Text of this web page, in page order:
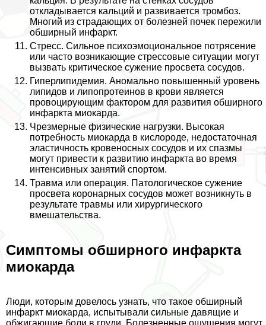
откладывается кальций и развивается тромбоз.
Многий из страдающих от болезней почек пережили
обширный инфаркт.
Стресс. Сильное психоэмоциональное потрясение
или часто возникающие стрессовые ситуации могут
вызвать критическое сужение просвета сосудов.
Гиперлипидемия. Аномально повышенный уровень
липидов и липопротеинов в крови является
провоцирующим фактором для развития обширного
инфаркта миокарда.
Чрезмерные физические нагрузки. Высокая
потребность миокарда в кислороде, недостаточная
эластичность кровеносных сосудов и их спазмы
могут привести к развитию инфаркта во время
интенсивных занятий спортом.
Травма или операция. Патологическое сужение
просвета коронарных сосудов может возникнуть в
результате травмы или хирургического
вмешательства.
Симптомы обширного инфаркта
миокарда
Люди, которым довелось узнать, что такое обширный
инфаркт миокарда, испытывали сильные давящие и